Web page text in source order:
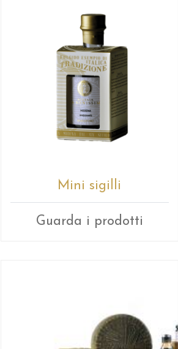
Mini sigilli
Guarda i prodotti